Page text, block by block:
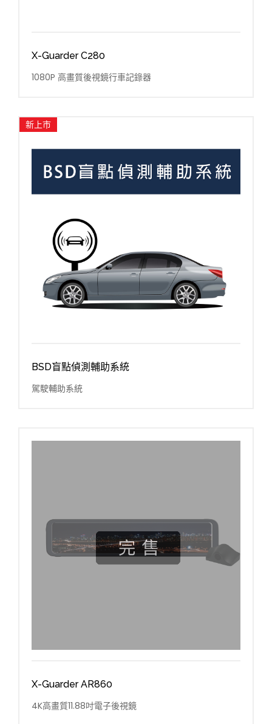
X-Guarder C280
1080P 高畫質後視鏡行車記錄器
新上市
BSD盲點偵測輔助系統
駕駛輔助系統
X-Guarder AR860
4K高畫質11.88吋電子後視鏡